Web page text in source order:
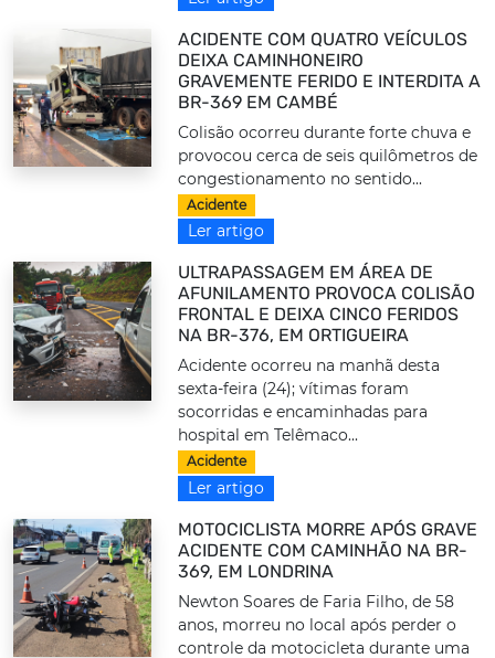
ACIDENTE COM QUATRO VEÍCULOS
DEIXA CAMINHONEIRO
GRAVEMENTE FERIDO E INTERDITA A
BR-369 EM CAMBÉ
Colisão ocorreu durante forte chuva e
provocou cerca de seis quilômetros de
congestionamento no sentido...
Acidente
Ler artigo
ULTRAPASSAGEM EM ÁREA DE
AFUNILAMENTO PROVOCA COLISÃO
FRONTAL E DEIXA CINCO FERIDOS
NA BR-376, EM ORTIGUEIRA
Acidente ocorreu na manhã desta
sexta-feira (24); vítimas foram
socorridas e encaminhadas para
hospital em Telêmaco...
Acidente
Ler artigo
MOTOCICLISTA MORRE APÓS GRAVE
ACIDENTE COM CAMINHÃO NA BR-
369, EM LONDRINA
Newton Soares de Faria Filho, de 58
anos, morreu no local após perder o
controle da motocicleta durante uma